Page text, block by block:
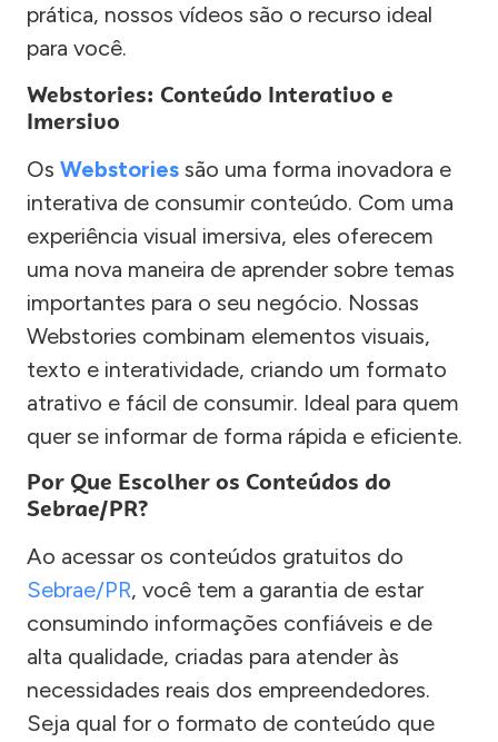
prática, nossos vídeos são o recurso ideal
para você.
Webstories: Conteúdo Interativo e
Imersivo
Os Webstories são uma forma inovadora e
interativa de consumir conteúdo. Com uma
experiência visual imersiva, eles oferecem
uma nova maneira de aprender sobre temas
importantes para o seu negócio. Nossas
Webstories combinam elementos visuais,
texto e interatividade, criando um formato
atrativo e fácil de consumir. Ideal para quem
quer se informar de forma rápida e eficiente.
Por Que Escolher os Conteúdos do
Sebrae/PR?
Ao acessar os conteúdos gratuitos do
Sebrae/PR, você tem a garantia de estar
consumindo informações confiáveis e de
alta qualidade, criadas para atender às
necessidades reais dos empreendedores.
Seja qual for o formato de conteúdo que